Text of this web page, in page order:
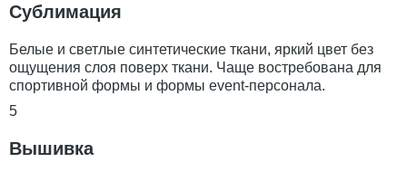
Сублимация
Белые и светлые синтетические ткани, яркий цвет без
ощущения слоя поверх ткани. Чаще востребована для
спортивной формы и формы event-персонала.
5
Вышивка